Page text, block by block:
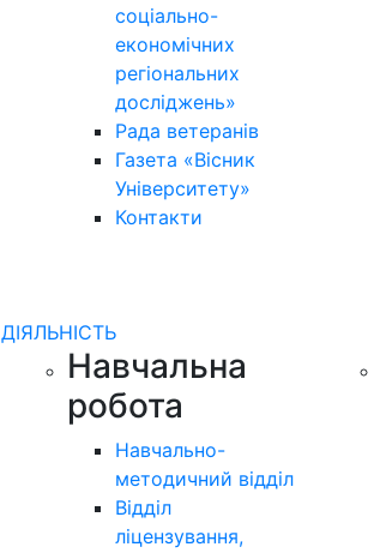
соціально-
економічних
регіональних
досліджень»
Рада ветеранів
Газета «Вісник
Університету»
Контакти
ДІЯЛЬНІСТЬ
Навчальна
робота
Навчально-
методичний відділ
Відділ
ліцензування,